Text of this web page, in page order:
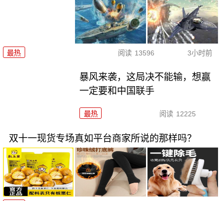
最热 阅读 13596 3小时前
暴风来袭，这局决不能输，想赢
一定要和中国联手
最热 阅读 12225
双十一现货专场真如平台商家所说的那样吗？